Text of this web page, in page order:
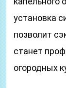
установка
позволит
станет
огородных